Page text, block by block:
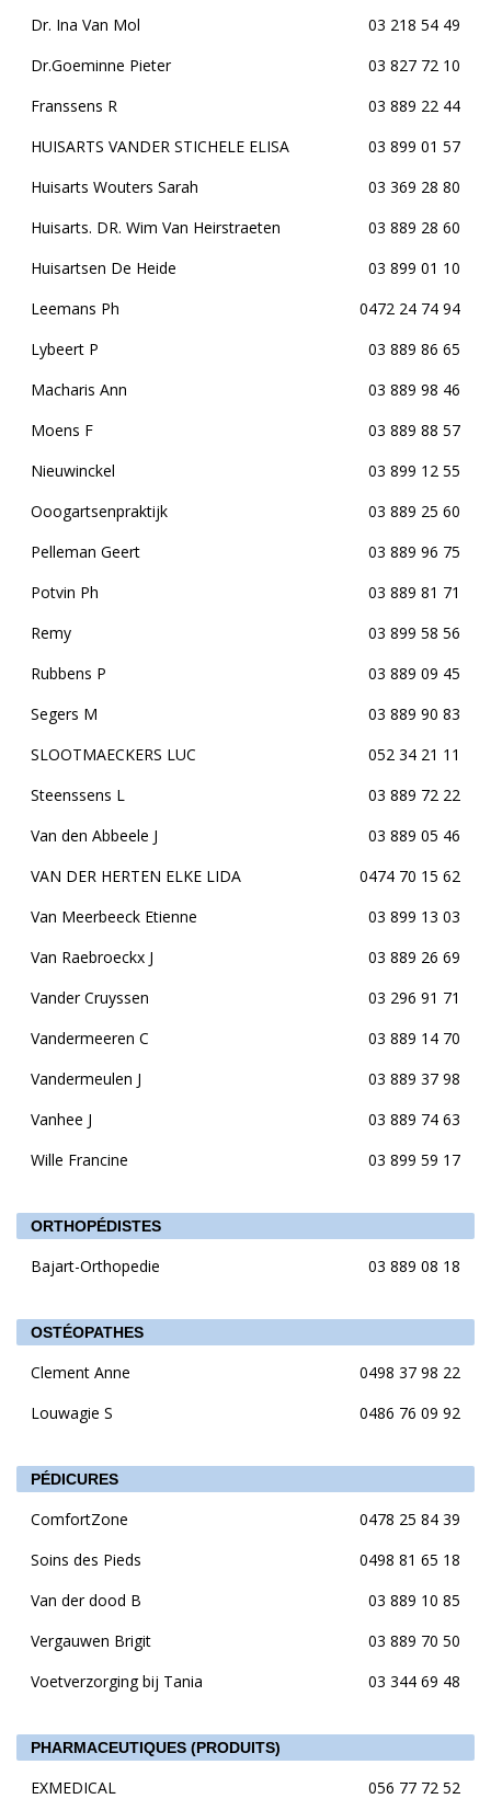
Dr. Ina Van Mol
03 218 54 49
Dr.Goeminne Pieter
03 827 72 10
Franssens R
03 889 22 44
HUISARTS VANDER STICHELE ELISA
03 899 01 57
Huisarts Wouters Sarah
03 369 28 80
Huisarts. DR. Wim Van Heirstraeten
03 889 28 60
Huisartsen De Heide
03 899 01 10
Leemans Ph
0472 24 74 94
Lybeert P
03 889 86 65
Macharis Ann
03 889 98 46
Moens F
03 889 88 57
Nieuwinckel
03 899 12 55
Ooogartsenpraktijk
03 889 25 60
Pelleman Geert
03 889 96 75
Potvin Ph
03 889 81 71
Remy
03 899 58 56
Rubbens P
03 889 09 45
Segers M
03 889 90 83
SLOOTMAECKERS LUC
052 34 21 11
Steenssens L
03 889 72 22
Van den Abbeele J
03 889 05 46
VAN DER HERTEN ELKE LIDA
0474 70 15 62
Van Meerbeeck Etienne
03 899 13 03
Van Raebroeckx J
03 889 26 69
Vander Cruyssen
03 296 91 71
Vandermeeren C
03 889 14 70
Vandermeulen J
03 889 37 98
Vanhee J
03 889 74 63
Wille Francine
03 899 59 17
ORTHOPÉDISTES
Bajart-Orthopedie 03 889 08 18
OSTÉOPATHES
Clement Anne
0498 37 98 22
Louwagie S
0486 76 09 92
PÉDICURES
ComfortZone
0478 25 84 39
Soins des Pieds
0498 81 65 18
Van der dood B
03 889 10 85
Vergauwen Brigit
03 889 70 50
Voetverzorging bij Tania
03 344 69 48
PHARMACEUTIQUES (PRODUITS)
EXMEDICAL
056 77 72 52